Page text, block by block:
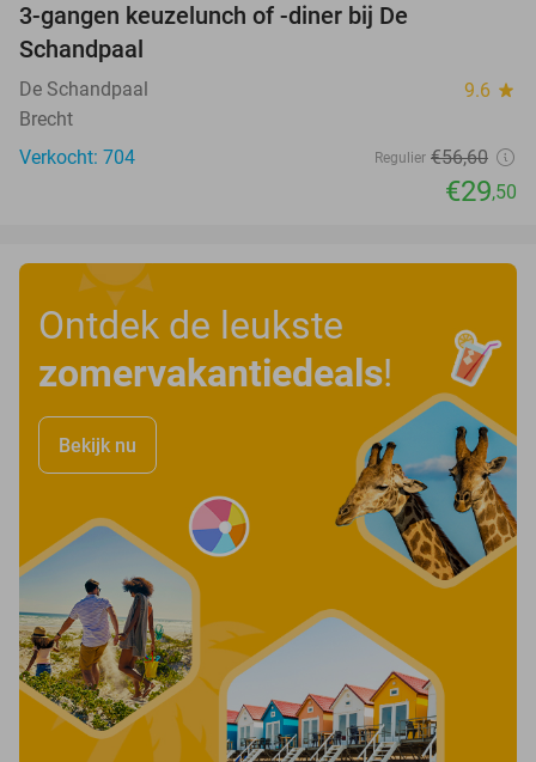
3-gangen keuzelunch of -diner bij De
Schandpaal
De Schandpaal 9.6 star
Brecht
Verkocht: 704
Regulier €56,60
€29,50
Ontdek de leukste
zomervakantiedeals!
Bekijk nu